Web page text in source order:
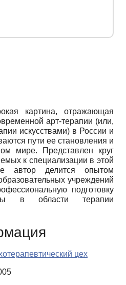
картина, отражающая
арт-терапии (или,
искусствами) в России и
пути ее становления и
мире. Представлен круг
к специализации в этой
автор делится опытом
учреждений
подготовку
в области терапии
цех